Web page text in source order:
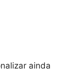
ainda